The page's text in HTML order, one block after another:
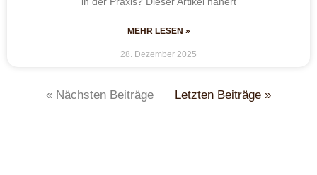
MEHR LESEN »
28. Dezember 2025
« Nächsten Beiträge Letzten Beiträge »